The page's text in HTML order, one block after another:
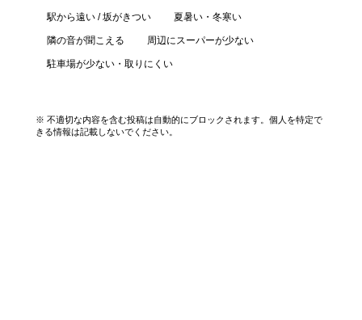
駅から遠い / 坂がきつい 夏暑い・冬寒い
隣の音が聞こえる 周辺にスーパーが少ない
駐車場が少ない・取りにくい
※ 不適切な内容を含む投稿は自動的にブロックされます。個人を特定で
きる情報は記載しないでください。